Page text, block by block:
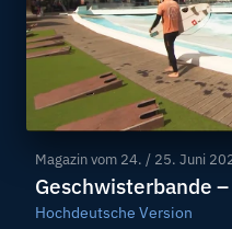
Magazin vom 24. / 25. Juni
Geschwisterbande
Hochdeutsche Version